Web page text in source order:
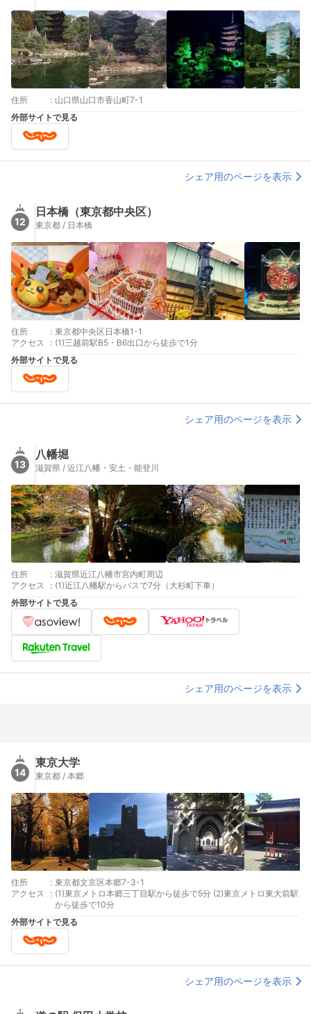
住所 : 山口県山口市香山町7-1
外部サイトで見る
シェア用のページを表示
12
日本橋（東京都中央区）
東京都 / 日本橋
住所 : 東京都中央区日本橋1-1
アクセス
: (1)三越前駅B5・B6出口から徒歩で1分
外部サイトで見る
シェア用のページを表示
13
八幡堀
滋賀県 / 近江八幡・安土・能登川
住所 : 滋賀県近江八幡市宮内町周辺
アクセス
: (1)近江八幡駅からバスで7分（大杉町下車）
外部サイトで見る
シェア用のページを表示
14
東京大学
東京都 / 本郷
住所 : 東京都文京区本郷7-3-1
アクセス
: (1)東京メトロ本郷三丁目駅から徒歩で5分 (2)東京メトロ東大前駅
から徒歩で10分
外部サイトで見る
シェア用のページを表示